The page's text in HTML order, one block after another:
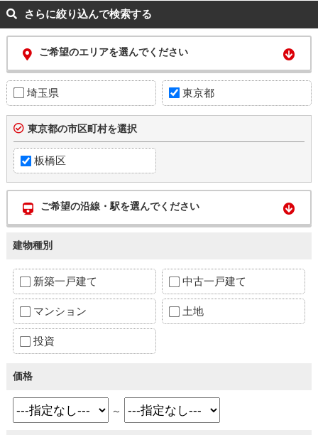
さらに絞り込んで検索する
ご希望のエリアを選んでください
埼玉県 東京都
東京都の市区町村を選択
板橋区
ご希望の沿線・駅を選んでください
建物種別
新築一戸建て 中古一戸建て
マンション 土地
投資
価格
～